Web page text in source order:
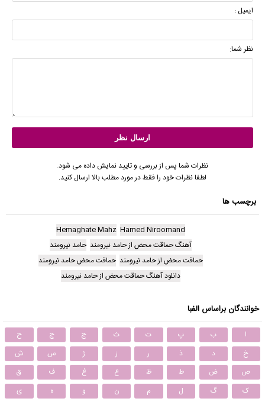
ایمیل :
نظر شما:
نظرات شما پس از بررسی و تایید نمایش داده می شود.
لطفا نظرات خود را فقط در مورد مطلب بالا ارسال کنید.
برچسب ها
Hamed Niroomand
Hemaghate Mahz
آهنگ حماقت محض از حامد نیرومند حامد نیرومند
حماقت محض از حامد نیرومند حماقت محض حامد نیرومند
دانلود آهنگ حماقت محض از حامد نیرومند
خوانندگان براساس الفبا
ا ب پ ت ث ج چ
ح
خ
د ذ ر ز ژ س
ش
ص
ض ط ظ ع غ ف
ق
ک
گ ل م ن و ه ی